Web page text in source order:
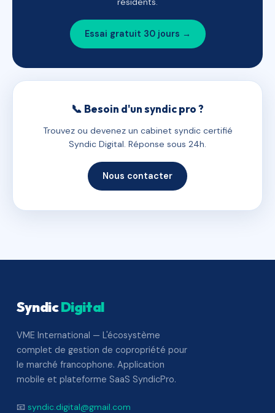
Essai gratuit 30 jours →
📞 Besoin d'un syndic pro ?
Trouvez ou devenez un cabinet syndic certifié
Syndic Digital. Réponse sous 24h.
Nous contacter
SyndicDigital
VME International — L'écosystème
complet de gestion de copropriété pour
le marché francophone. Application
mobile et plateforme SaaS SyndicPro.
📧 syndic.digital@gmail.com